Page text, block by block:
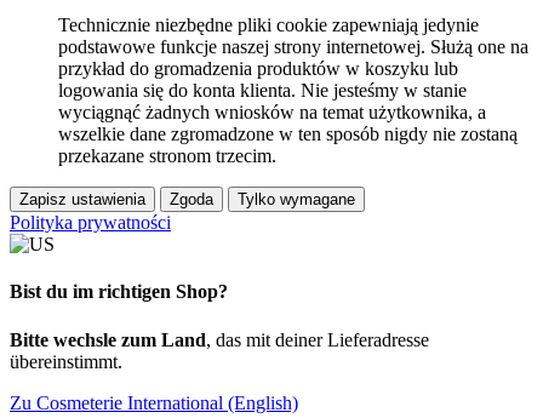
Technicznie niezbędne pliki cookie zapewniają jedynie
podstawowe funkcje naszej strony internetowej. Służą one na
przykład do gromadzenia produktów w koszyku lub
logowania się do konta klienta. Nie jesteśmy w stanie
wyciągnąć żadnych wniosków na temat użytkownika, a
wszelkie dane zgromadzone w ten sposób nigdy nie zostaną
przekazane stronom trzecim.
Zapisz ustawienia Zgoda Tylko wymagane
Polityka prywatności
Bist du im richtigen Shop?
Bitte wechsle zum Land, das mit deiner Lieferadresse
übereinstimmt.
Zu Cosmeterie International (English)